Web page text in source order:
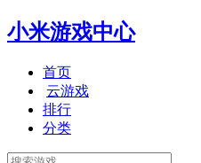
小米游戏中心
首页
云游戏
排行
分类